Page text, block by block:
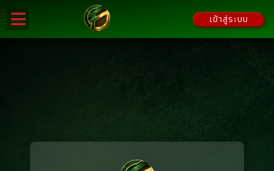
เข้าสู่ระบบ